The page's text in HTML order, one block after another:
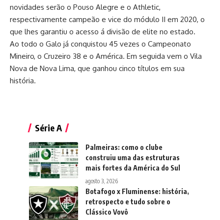
novidades serão o Pouso Alegre e o Athletic,
respectivamente campeão e vice do módulo II em 2020, o
que lhes garantiu o acesso á divisão de elite no estado.
Ao todo o Galo já conquistou 45 vezes o Campeonato
Mineiro, o Cruzeiro 38 e o América. Em seguida vem o Vila
Nova de Nova Lima, que ganhou cinco títulos em sua
história.
Série A
Palmeiras: como o clube
construiu uma das estruturas
mais fortes da América do Sul
agosto 3, 2026
Botafogo x Fluminense: história,
retrospecto e tudo sobre o
Clássico Vovô